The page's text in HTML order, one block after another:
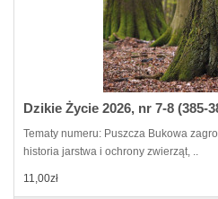
Dzikie Życie 2026, nr 7-8
Tematy numeru: Puszcza Bukowa
historia jarstwa i ochrony zwierząt, ..
11,00zł